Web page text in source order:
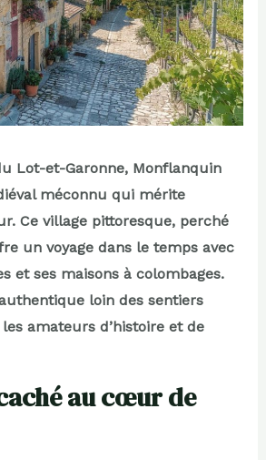
Lot-et-Garonne, Monflanquin
méconnu qui mérite
Ce village pittoresque, perché
un voyage dans le temps avec
et ses maisons à colombages.
loin des sentiers
amateurs d’histoire et de
au cœur de